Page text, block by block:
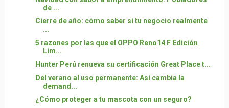
de ...
Cierre de año: cómo saber si tu negocio realmente
...
5 razones por las que el OPPO Reno14 F Edición
Lim...
Hunter Perú renueva su certificación Great Place t...
Del verano al uso permanente: Así cambia la
demand...
¿Cómo proteger a tu mascota con un seguro?